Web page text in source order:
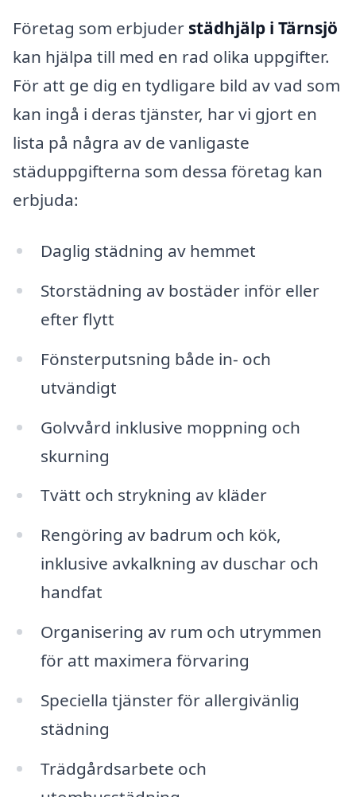
Företag som erbjuder städhjälp i Tärnsjö
kan hjälpa till med en rad olika uppgifter.
För att ge dig en tydligare bild av vad som
kan ingå i deras tjänster, har vi gjort en
lista på några av de vanligaste
städuppgifterna som dessa företag kan
erbjuda:
Daglig städning av hemmet
Storstädning av bostäder inför eller
efter flytt
Fönsterputsning både in- och
utvändigt
Golvvård inklusive moppning och
skurning
Tvätt och strykning av kläder
Rengöring av badrum och kök,
inklusive avkalkning av duschar och
handfat
Organisering av rum och utrymmen
för att maximera förvaring
Speciella tjänster för allergivänlig
städning
Trädgårdsarbete och